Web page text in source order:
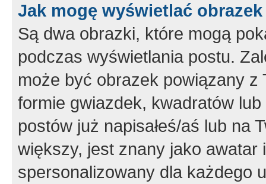
Jak mogę wyświetlać
Są dwa obrazki, które mogą
podczas wyświetlania postu.
może być obrazek powiązany z
formie gwiazdek, kwadratów
postów już napisałeś/aś lub na
większy, jest znany jako
spersonalizowany dla każdego